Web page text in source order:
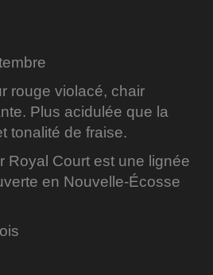
rouge violacé, chair
Plus acidulée que la
tonalité de fraise.
Royal Court est une lignée
en Nouvelle-Écosse